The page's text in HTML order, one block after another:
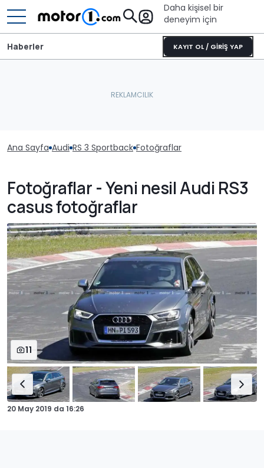
Daha kişisel bir
deneyim için
KAYIT OL / GİRİŞ YAP
Haberler
Ana Sayfa Audi RS 3 Sportback Fotoğraflar
Fotoğraflar - Yeni nesil Audi RS3
casus fotoğraflar
11
20 May 2019 da 16:26